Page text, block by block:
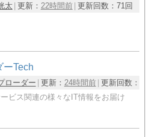
太 更新： 22時間前 更新回数： 71回
ーTech
ローダー 更新： 24時間前 更新回数：
ビス関連の様々なIT情報をお届け